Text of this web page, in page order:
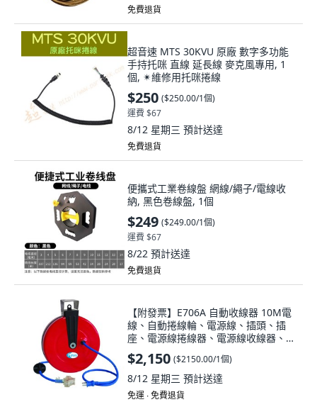
免費退貨
超音速 MTS 30KVU 原廠 數字多功能
手持托咪 直線 延長線 麥克風專用, 1
個, ✴維修用托咪捲線
$250 ($250.00/1個)
運費 $67
8/12 星期三 預計送達
免費退貨
便攜式工業卷線盤 網線/繩子/電線收
納, 黑色卷線盤, 1個
$249 ($249.00/1個)
運費 $67
8/22 預計送達
免費退貨
【附發票】E706A 自動收線器 10M電
線、自動捲線輪、電源線、插頭、插
座、電源線捲線器、電源線收線器、
HR-706A E706A 自動收線器, 1個, 紅
色, 10m
$2,150 ($2150.00/1個)
8/12 星期三 預計送達
免運 ∙ 免費退貨